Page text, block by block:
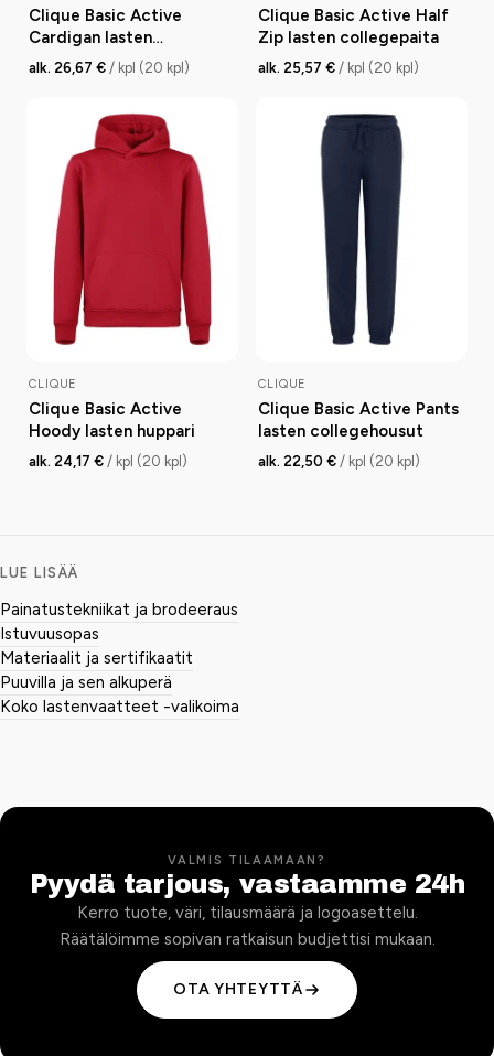
Clique Basic Active
Cardigan lasten
collegetakki
alk. 26,67 € / kpl (20 kpl)
Clique Basic Active Half
Zip lasten collegepaita
alk. 25,57 € / kpl (20 kpl)
CLIQUE
Clique Basic Active
Hoody lasten huppari
alk. 24,17 € / kpl (20 kpl)
CLIQUE
Clique Basic Active Pants
lasten collegehousut
alk. 22,50 € / kpl (20 kpl)
LUE LISÄÄ
Painatustekniikat ja brodeeraus
Istuvuusopas
Materiaalit ja sertifikaatit
Puuvilla ja sen alkuperä
Koko lastenvaatteet -valikoima
VALMIS TILAAMAAN?
Pyydä tarjous, vastaamme 24h
Kerro tuote, väri, tilausmäärä ja logoasettelu.
Räätälöimme sopivan ratkaisun budjettisi mukaan.
OTA YHTEYTTÄ